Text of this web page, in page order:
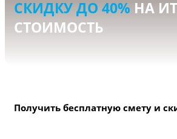
СКИДКУ ДО 40% НА
СТОИМОСТЬ
Получить бесплатную смету и